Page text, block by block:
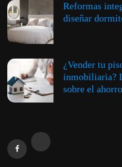
Reformas
diseñar
¿Vender tu
inmobiliaria?
sobre el